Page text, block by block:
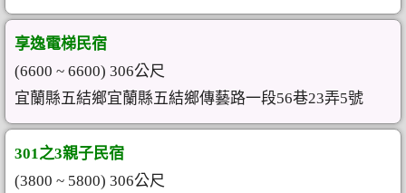
享逸電梯民宿
(6600 ~ 6600) 306公尺
宜蘭縣五結鄉宜蘭縣五結鄉傳藝路一段56巷23弄5號
301之3親子民宿
(3800 ~ 5800) 306公尺